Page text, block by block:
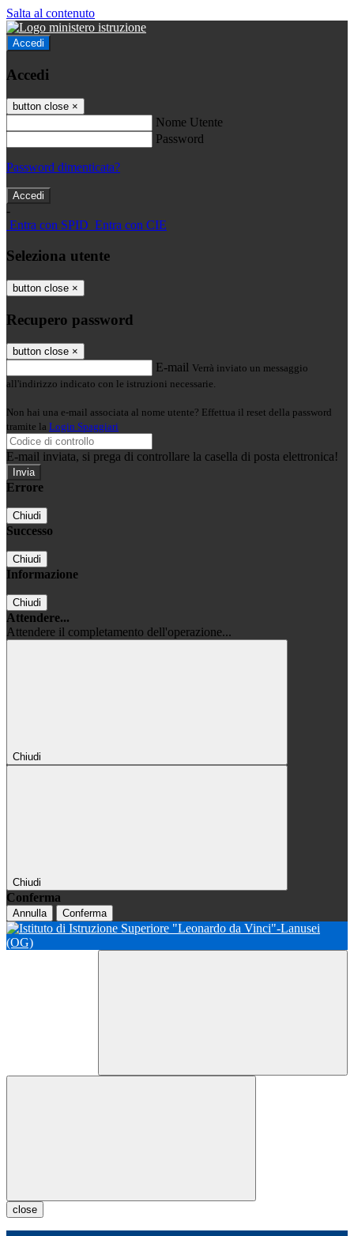
Salta al contenuto
Accedi
Accedi
button close ×
Nome Utente
Password
Password dimenticata?
-
Entra con SPID Entra con CIE
Seleziona utente
button close ×
Recupero password
button close ×
E-mail Verrà inviato un messaggio
all'indirizzo indicato con le istruzioni necessarie.
Non hai una e-mail associata al nome utente? Effettua il reset della password
tramite la Login Spaggiari
E-mail inviata, si prega di controllare la casella di posta elettronica!
Errore
Chiudi
Successo
Chiudi
Informazione
Chiudi
Attendere...
Attendere il completamento dell'operazione...
Chiudi
Chiudi
Conferma
Annulla Conferma
close